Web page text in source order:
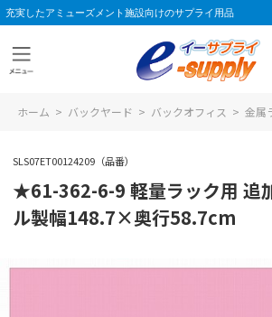
充実したアミューズメント施設向けのサプライ用品
ホーム > バックヤード > バックオフィス > 金属
SLS07ET00124209（品番）
★61-362-6-9 軽量ラック用 追
ル製幅148.7×奥行58.7cm